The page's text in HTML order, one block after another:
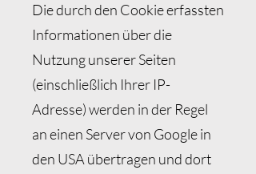
Die durch den Cookie erfassten
Informationen über die
Nutzung unserer Seiten
(einschließlich Ihrer IP-
Adresse) werden in der Regel
an einen Server von Google in
den USA übertragen und dort